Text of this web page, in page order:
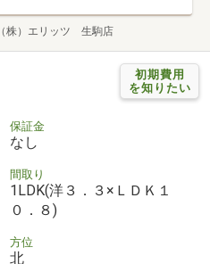
（株）エリッツ 生駒店
初期費用
を知りたい
保証金
なし
間取り
1LDK(洋３．３×ＬＤＫ１
０．８)
方位
北